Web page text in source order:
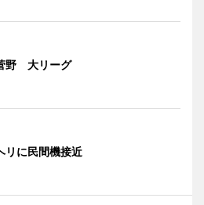
野 大リーグ
リに民間機接近